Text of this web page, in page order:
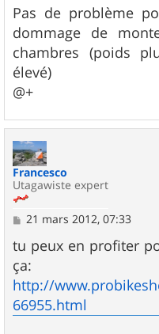
g
e
Pas de problème
dommage de
chambres (poids
élevé)
@+
Francesco
Utagawiste expert
M
s
s
a
g
e
21 mars 2012, 07:33
tu peux en profiter
ça:
http://
66955.html